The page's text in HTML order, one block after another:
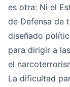
es otra: Ni el
de Defensa de
diseñado
para dirigir a
el
La dificultad